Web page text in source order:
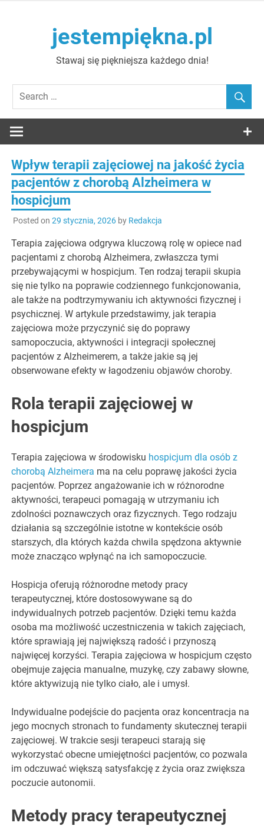
jestempiękna.pl
Stawaj się piękniejsza każdego dnia!
Wpływ terapii zajęciowej na jakość życia
pacjentów z chorobą Alzheimera w
hospicjum
Posted on 29 stycznia, 2026by Redakcja
Terapia zajęciowa odgrywa kluczową rolę w opiece nad
pacjentami z chorobą Alzheimera, zwłaszcza tymi
przebywającymi w hospicjum. Ten rodzaj terapii skupia
się nie tylko na poprawie codziennego funkcjonowania,
ale także na podtrzymywaniu ich aktywności fizycznej i
psychicznej. W artykule przedstawimy, jak terapia
zajęciowa może przyczynić się do poprawy
samopoczucia, aktywności i integracji społecznej
pacjentów z Alzheimerem, a także jakie są jej
obserwowane efekty w łagodzeniu objawów choroby.
Rola terapii zajęciowej w
hospicjum
Terapia zajęciowa w środowisku hospicjum dla osób z
chorobą Alzheimera ma na celu poprawę jakości życia
pacjentów. Poprzez angażowanie ich w różnorodne
aktywności, terapeuci pomagają w utrzymaniu ich
zdolności poznawczych oraz fizycznych. Tego rodzaju
działania są szczególnie istotne w kontekście osób
starszych, dla których każda chwila spędzona aktywnie
może znacząco wpłynąć na ich samopoczucie.
Hospicja oferują różnorodne metody pracy
terapeutycznej, które dostosowywane są do
indywidualnych potrzeb pacjentów. Dzięki temu każda
osoba ma możliwość uczestniczenia w takich zajęciach,
które sprawiają jej największą radość i przynoszą
najwięcej korzyści. Terapia zajęciowa w hospicjum często
obejmuje zajęcia manualne, muzykę, czy zabawy słowne,
które aktywizują nie tylko ciało, ale i umysł.
Indywidualne podejście do pacjenta oraz koncentracja na
jego mocnych stronach to fundamenty skutecznej terapii
zajęciowej. W trakcie sesji terapeuci starają się
wykorzystać obecne umiejętności pacjentów, co pozwala
im odczuwać większą satysfakcję z życia oraz zwiększa
poczucie autonomii.
Metody pracy terapeutycznej